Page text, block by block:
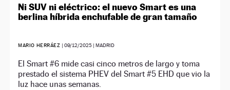
Ni SUV ni eléctrico: el nuevo Smart es una
berlina híbrida enchufable de gran tamaño
MARIO HERRÁEZ |09/12/2025 | MADRID
El Smart #6 mide casi cinco metros de largo y toma
prestado el sistema PHEV del Smart #5 EHD que vio la
luz hace unas semanas.